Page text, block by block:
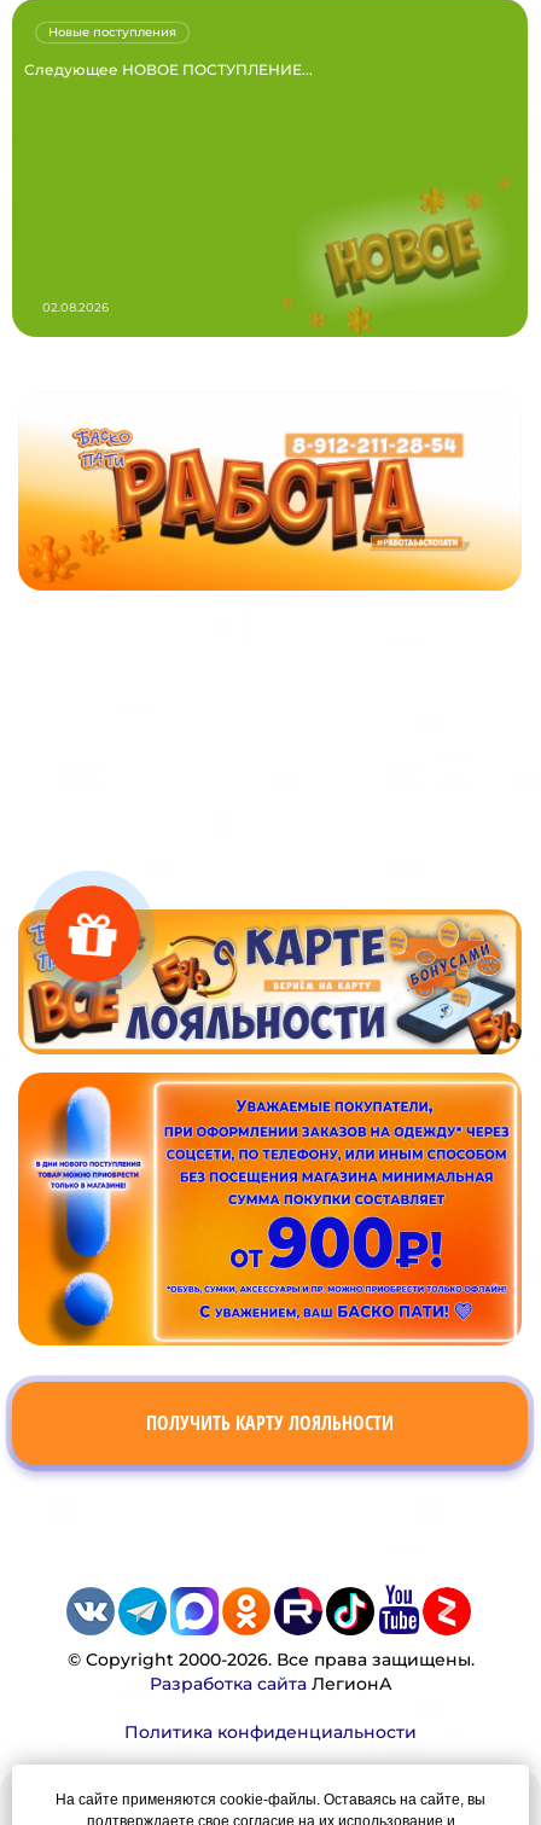
Следующее НОВОЕ ПОСТУПЛЕНИЕ...
Новые поступления
02.08.2026
ПОЛУЧИТЬ КАРТУ ЛОЯЛЬНОСТИ
© Copyright 2000-2026. Все права защищены.
Разработка сайтаЛегионА
Политика конфиденциальности
Наша миссия:
На сайте применяются cookie-файлы. Оставаясь на сайте, вы
подтверждаете свое согласие на их использование и